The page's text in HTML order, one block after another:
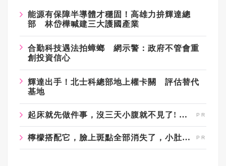
能源有保障半導體才穩固！高雄力拚輝達總
部 林岱樺喊建三大護國產業
合勤科技遇法拍蟑螂 網示警：政府不管會重
創投資信心
輝達出手！北士科總部地上權卡關 評估替代
基地
起床就先做件事，沒三天小腹就不見了! 肚子一天天變小！
檸檬搭配它，臉上斑點全部消失了，小肚子都變平坦了